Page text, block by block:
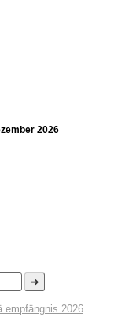
2026
➜
empfängnis 2026.